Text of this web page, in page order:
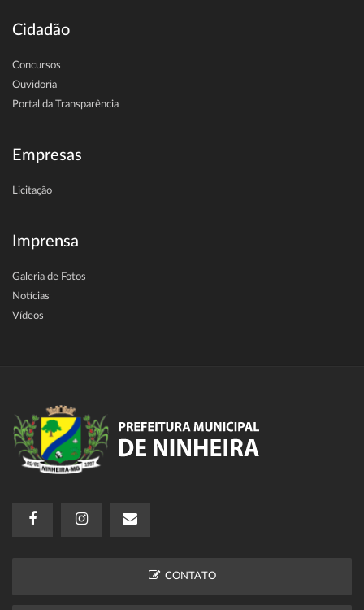
Cidadão
Concursos
Ouvidoria
Portal da Transparência
Empresas
Licitação
Imprensa
Galeria de Fotos
Notícias
Vídeos
CONTATO